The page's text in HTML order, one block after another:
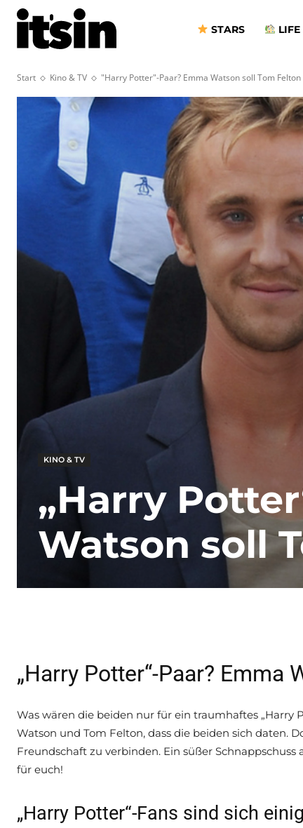
STARS LIFE
Start Kino & TV "Harry Potter"-Paar? Emma Watson soll Tom Felton
KINO & TV
„Harry
Watson soll
„Harry Potter“-Paar? Emma
Was wären die beiden nur für ein traumhaftes „Harry
Watson und Tom Felton, dass die beiden sich daten.
Freundschaft zu verbinden. Ein süßer
für euch!
„Harry Potter“-Fans sind sich